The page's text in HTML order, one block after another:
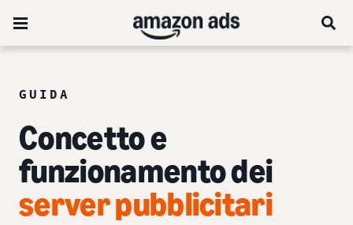
GUIDA
Concetto e
funzionamento dei
server pubblicitari